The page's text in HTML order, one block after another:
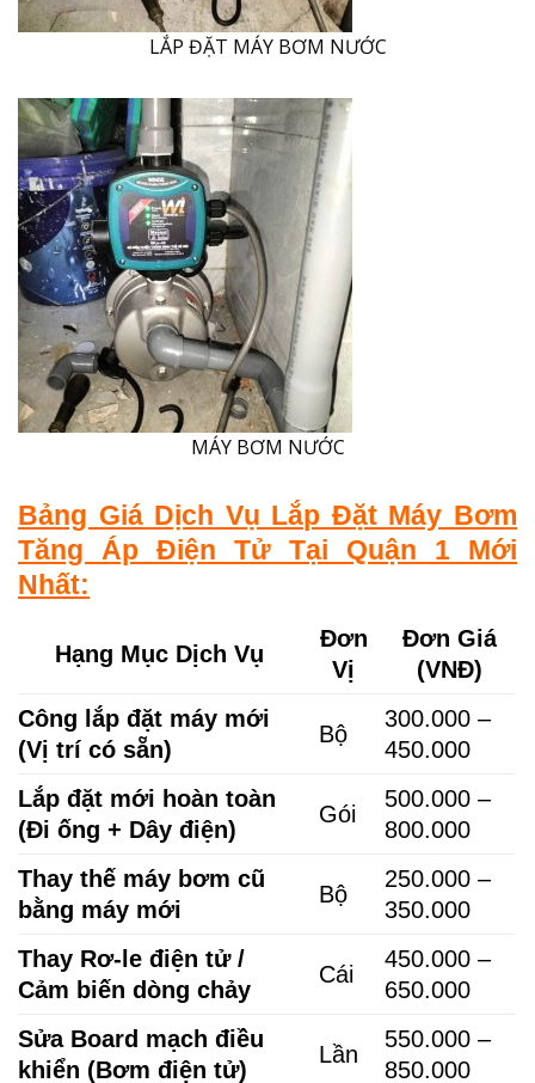
LẮP ĐẶT MÁY BƠM NƯỚC
MÁY BƠM NƯỚC
Bảng Giá Dịch Vụ Lắp Đặt Máy Bơm
Tăng Áp Điện Tử Tại Quận 1 Mới
Nhất:
Hạng Mục Dịch Vụ
Đơn
Vị
Đơn Giá
(VNĐ)
Công lắp đặt máy mới
(Vị trí có sẵn)
Bộ
300.000 –
450.000
Lắp đặt mới hoàn toàn
(Đi ống + Dây điện)
Gói
500.000 –
800.000
Thay thế máy bơm cũ
bằng máy mới
Bộ
250.000 –
350.000
Thay Rơ-le điện tử /
Cảm biến dòng chảy
Cái
450.000 –
650.000
Sửa Board mạch điều
khiển (Bơm điện tử)
Lần
550.000 –
850.000